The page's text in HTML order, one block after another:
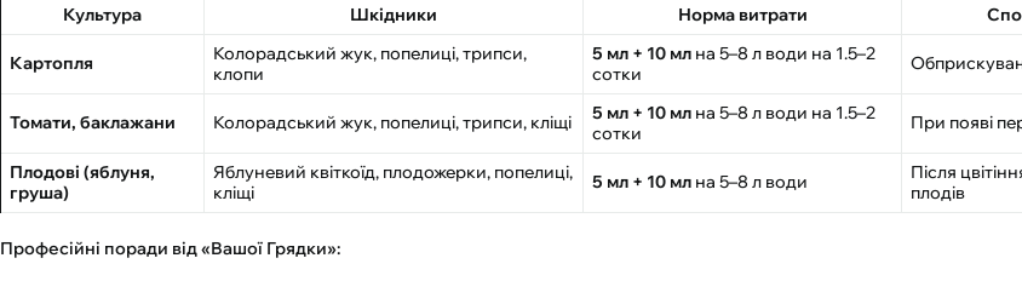
Культура Шкідники Норма витрати
Картопля
Колорадський жук, попелиці, трипси,
клопи
5 мл + 10 мл на 5–8 л води на 1.5–2
сотки
Томати, баклажани Колорадський жук, попелиці, трипси, кліщі 5 мл + 10 мл на 5–8 л води на 1.5–2
сотки
При появі
Плодові (яблуня,
груша)
Яблуневий квіткоїд, плодожерки, попелиці,
кліщі
5 мл + 10 мл на 5–8 л води
Після
плодів
Професійні поради від «Вашої Грядки»: